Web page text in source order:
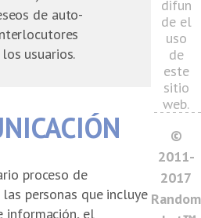
de auto-
usuarios.
proceso de
personas que incluye
información, el
difun
de el
uso
de
este
sitio
web.
©
2011-
2017
Random